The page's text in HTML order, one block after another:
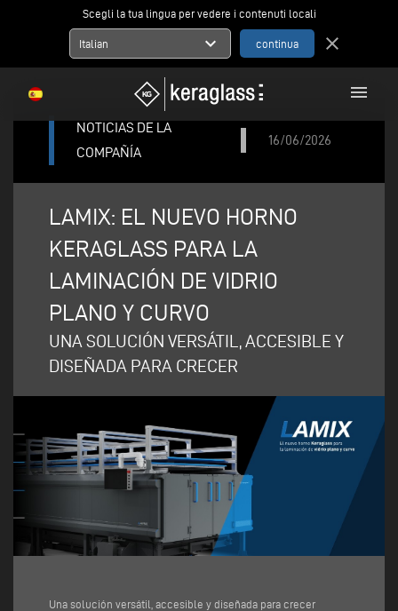
Scegli la tua lingua per vedere i contenuti locali
Italian expand_more close
menu
NOTICIAS DE LA
COMPAÑÍA
16/06/2026
LAMIX: EL NUEVO HORNO
KERAGLASS PARA LA
LAMINACIÓN DE VIDRIO
PLANO Y CURVO
UNA SOLUCIÓN VERSÁTIL, ACCESIBLE Y
DISEÑADA PARA CRECER
Una solución versátil, accesible y diseñada para crecer